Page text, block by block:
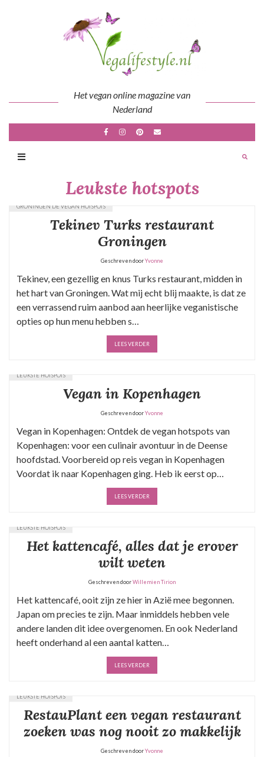
Het vegan online magazine van
Nederland
Leukste hotspots
GRONINGEN DE VEGAN HOTSPOTS
Tekinev Turks restaurant
Groningen
Geschreven doorYvonne
Tekinev, een gezellig en knus Turks restaurant, midden in
het hart van Groningen. Wat mij echt blij maakte, is dat ze
een verrassend ruim aanbod aan heerlijke veganistische
opties op hun menu hebben s…
LEES VERDER
LEUKSTE HOTSPOTS
Vegan in Kopenhagen
Geschreven doorYvonne
Vegan in Kopenhagen: Ontdek de vegan hotspots van
Kopenhagen: voor een culinair avontuur in de Deense
hoofdstad. Voorbereid op reis vegan in Kopenhagen
Voordat ik naar Kopenhagen ging. Heb ik eerst op…
LEES VERDER
LEUKSTE HOTSPOTS
Het kattencafé, alles dat je erover
wilt weten
Geschreven doorWillemien Tirion
Het kattencafé, ooit zijn ze hier in Azië mee begonnen.
Japan om precies te zijn. Maar inmiddels hebben vele
andere landen dit idee overgenomen. En ook Nederland
heeft onderhand al een aantal katten…
LEES VERDER
LEUKSTE HOTSPOTS
RestauPlant een vegan restaurant
zoeken was nog nooit zo makkelijk
Geschreven doorYvonne